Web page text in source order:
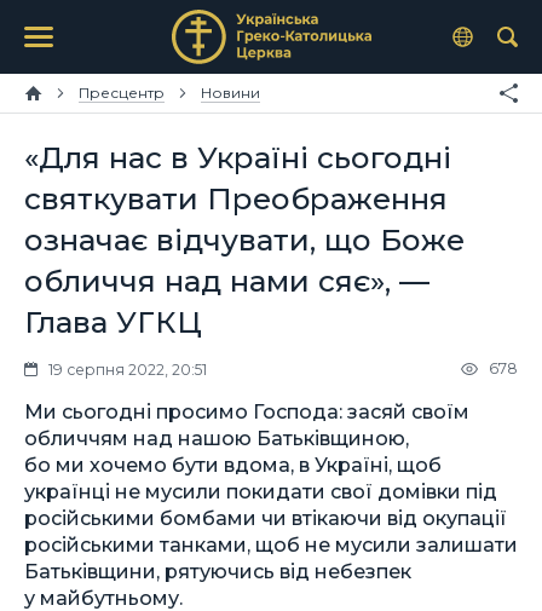
Пресцентр Новини
«Для нас в Україні сьогодні
святкувати Преображення
означає відчувати, що Боже
обличчя над нами сяє», —
Глава УГКЦ
19 серпня 2022, 20:51 678
Ми сьогодні просимо Господа: засяй своїм
обличчям над нашою Батьківщиною,
бо ми хочемо бути вдома, в Україні, щоб
українці не мусили покидати свої домівки під
російськими бомбами чи втікаючи від окупації
російськими танками, щоб не мусили залишати
Батьківщини, рятуючись від небезпек
у майбутньому.